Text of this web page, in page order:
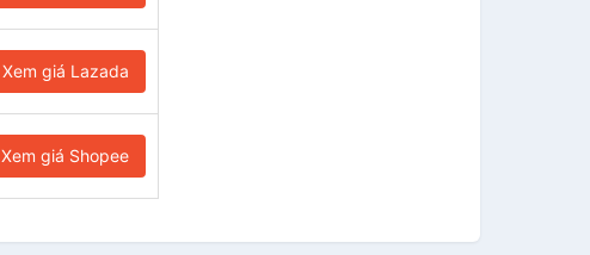
Xem giá Lazada
Xem giá Shopee